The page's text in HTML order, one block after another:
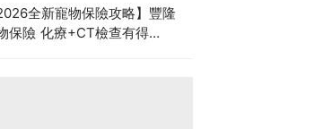
2026全新寵物保險攻略】豐隆
保險 化療+CT檢查有得